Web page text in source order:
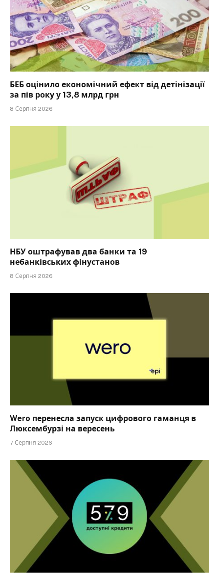
БЕБ оцінило економічний ефект від детінізації
за пів року у 13,8 млрд грн
8 Серпня 2026
НБУ оштрафував два банки та 19
небанківських фінустанов
8 Серпня 2026
Wero перенесла запуск цифрового гаманця в
Люксембурзі на вересень
7 Серпня 2026